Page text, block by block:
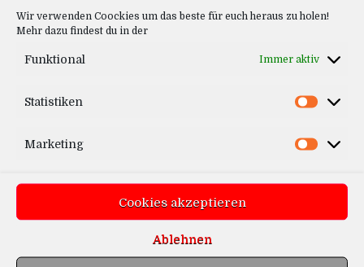
Wir verwenden Coockies um das beste für euch heraus zu holen!
Mehr dazu findest du in der
Funktional Immer aktiv
Statistiken
Marketing
Cookies akzeptieren
Ablehnen
Log In
Benutzername oder E-Mail-Adresse
Passwort